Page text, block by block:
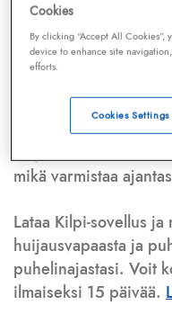
Puhelinnumero
Telemarkkinointiliiton
tietokannasta, joka
Lisäksi tunnistamme
puhelinhuijarin
huijausviesti.
mikä varmistaa
Lataa Kilpi-sovellus
huijausvapaasta ja
puhelinajastasi. Voit
ilmaiseksi 15 päivää.
Cookies
By clicking “Accept All
device to enhance site
efforts.
Cookies Settings